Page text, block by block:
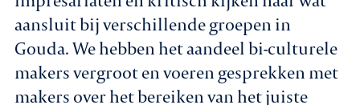
aansluit bij verschillende groepen in
Gouda. We hebben het aandeel bi-culturele
makers vergroot en voeren gesprekken met
makers over het bereiken van het juiste